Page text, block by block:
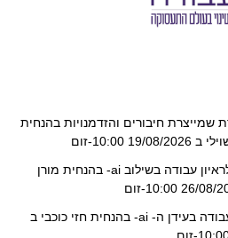
שמייצרת חיבורים והזדמנויות בהנחית
10:00-זום
סדנא- הכנה לראיון עבודה בשילוב ai- בהנחית מורן
סדנא- עולם עבודה בעידן ה- ai- בהנחית חזי כוכבי ב